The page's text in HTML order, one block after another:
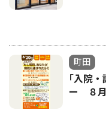
町田
｢入院
ー ８